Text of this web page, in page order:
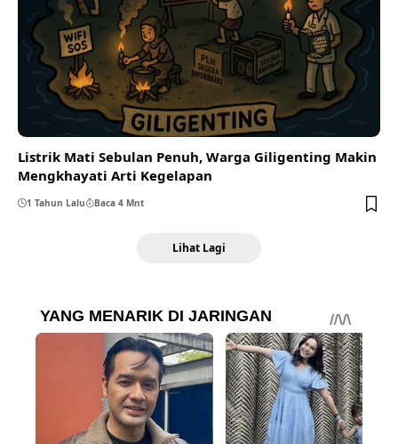
Listrik Mati Sebulan Penuh, Warga Giligenting Makin
Mengkhayati Arti Kegelapan
1 Tahun Lalu Baca 4 Mnt
Lihat Lagi